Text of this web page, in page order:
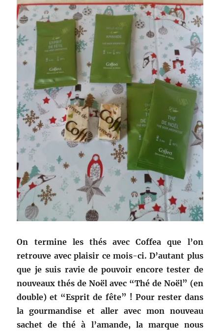
On termine les thés avec Coffea que l’on
retrouve avec plaisir ce mois-ci. D’autant plus
que je suis ravie de pouvoir encore tester de
nouveaux thés de Noël avec “Thé de Noël” (en
double) et “Esprit de fête” ! Pour rester dans
la gourmandise et aller avec mon nouveau
sachet de thé à l’amande, la marque nous